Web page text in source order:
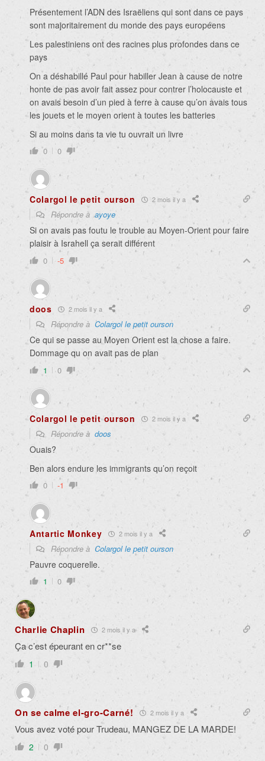
Présentement l’ADN des Israëliens qui sont dans ce pays
sont majoritairement du monde des pays européens
Les palestiniens ont des racines plus profondes dans ce
pays
On a déshabillé Paul pour habiller Jean à cause de notre
honte de pas avoir fait assez pour contrer l’holocauste et
on avais besoin d’un pied à terre à cause qu’on avais tous
les jouets et le moyen orient à toutes les batteries
Si au moins dans ta vie tu ouvrait un livre
0 0
Colargol le petit ourson 2 mois il y a
Répondre àayoye
Si on avais pas foutu le trouble au Moyen-Orient pour faire
plaisir à Israhell ça serait différent
0 -5
doos 2 mois il y a
Répondre à Colargol le petit ourson
Ce qui se passe au Moyen Orient est la chose a faire.
Dommage qu on avait pas de plan
1 0
Colargol le petit ourson 2 mois il y a
Répondre à doos
Ouais?
Ben alors endure les immigrants qu’on reçoit
0 -1
Antartic Monkey 2 mois il y a
Répondre à Colargol le petit ourson
Pauvre coquerelle.
1 0
Charlie Chaplin 2 mois il y a
Ça c’est épeurant en cr**se
1 0
On se calme el-gro-Carné! 2 mois il y a
Vous avez voté pour Trudeau, MANGEZ DE LA MARDE!
2 0